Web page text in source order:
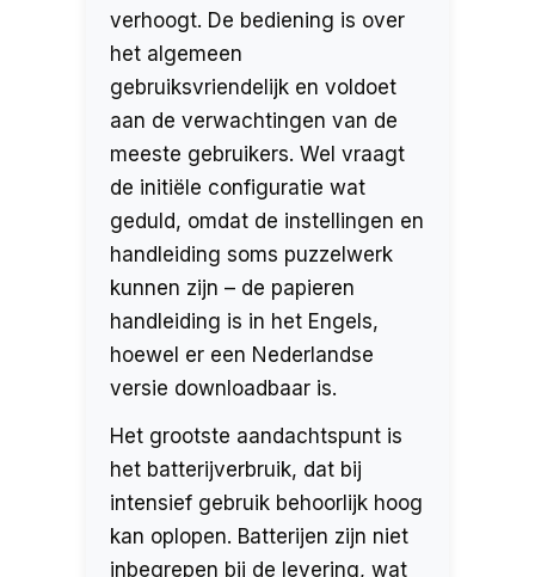
verhoogt. De bediening is over
het algemeen
gebruiksvriendelijk en voldoet
aan de verwachtingen van de
meeste gebruikers. Wel vraagt
de initiële configuratie wat
geduld, omdat de instellingen en
handleiding soms puzzelwerk
kunnen zijn – de papieren
handleiding is in het Engels,
hoewel er een Nederlandse
versie downloadbaar is.
Het grootste aandachtspunt is
het batterijverbruik, dat bij
intensief gebruik behoorlijk hoog
kan oplopen. Batterijen zijn niet
inbegrepen bij de levering, wat